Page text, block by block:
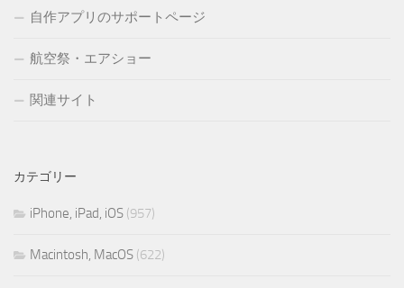
自作アプリのサポートページ
航空祭・エアショー
関連サイト
カテゴリー
iPhone, iPad, iOS (957)
Macintosh, MacOS (622)